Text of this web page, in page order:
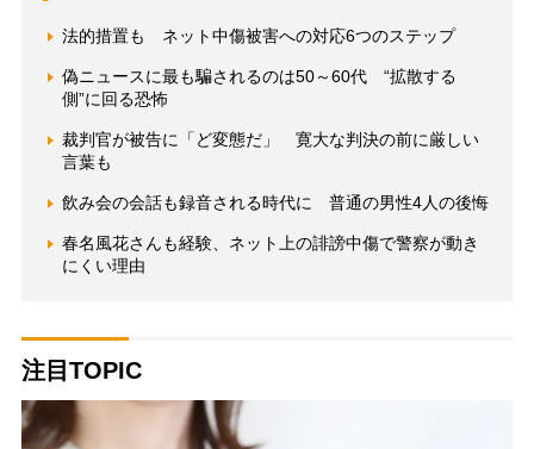
法的措置も ネット中傷被害への対応6つのステップ
偽ニュースに最も騙されるのは50～60代 “拡散する
側”に回る恐怖
裁判官が被告に「ど変態だ」 寛大な判決の前に厳しい
言葉も
飲み会の会話も録音される時代に 普通の男性4人の後悔
春名風花さんも経験、ネット上の誹謗中傷で警察が動き
にくい理由
注目TOPIC